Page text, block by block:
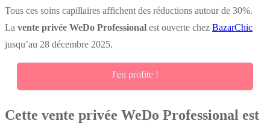
Tous ces soins capillaires affichent des réductions autour de 30%.
La vente privée WeDo Professional est ouverte chez BazarChic
jusqu’au 28 décembre 2025.
J'en profite !
Cette vente privée WeDo Professional est